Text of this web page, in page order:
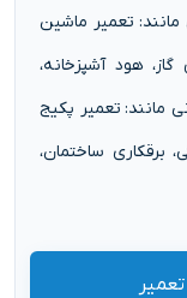
تعمیر ماشین
هود آشپزخانه،
مانند: تعمیر پکیج
برقکاری ساختمان،